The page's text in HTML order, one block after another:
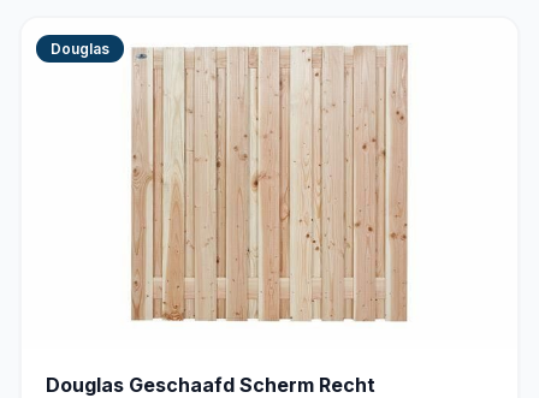
Douglas
Douglas Geschaafd Scherm Recht